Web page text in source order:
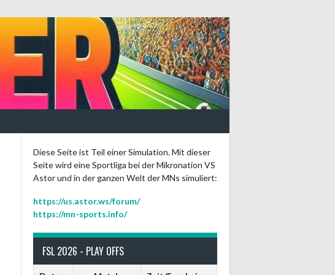
Diese Seite ist Teil einer Simulation. Mit dieser
Seite wird eine Sportliga bei der Mikronation VS
Astor und in der ganzen Welt der MNs simuliert:
https://us.astor.ws/forum/
https://mn-sports.info/
FSL 2026 - PLAY OFFS